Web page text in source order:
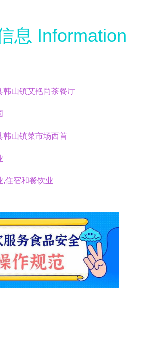
息 Information
韩山镇艾艳尚茶餐厅
韩山镇菜市场西首
,住宿和餐饮业